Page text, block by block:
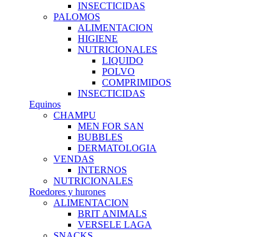
INSECTICIDAS
PALOMOS
ALIMENTACION
HIGIENE
NUTRICIONALES
LIQUIDO
POLVO
COMPRIMIDOS
INSECTICIDAS
Equinos
CHAMPU
MEN FOR SAN
BUBBLES
DERMATOLOGIA
VENDAS
INTERNOS
NUTRICIONALES
Roedores y hurones
ALIMENTACION
BRIT ANIMALS
VERSELE LAGA